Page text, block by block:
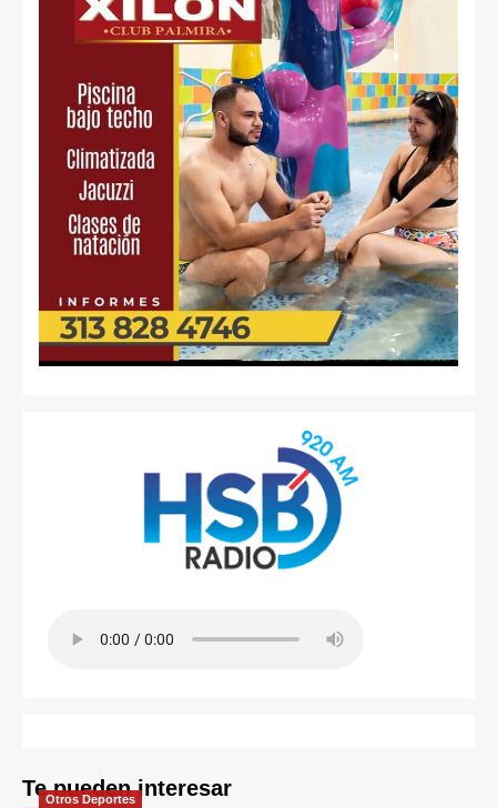
Te pueden interesar
Otros Deportes